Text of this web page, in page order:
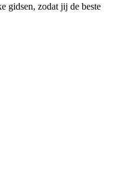
gidsen, zodat jij de beste